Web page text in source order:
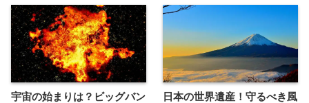
宇宙の始まりは？ビッグバン
日本の世界遺産！守るべき風